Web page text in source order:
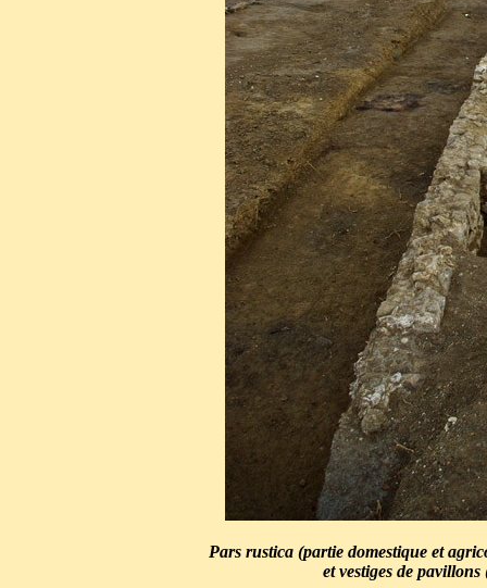
Pars rustica (partie domestique et
et vestiges de